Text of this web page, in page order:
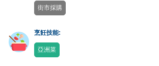
街市採購
烹飪技能:
亞洲菜